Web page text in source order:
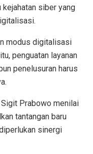
kejahatan siber yang
modus digitalisasi
penguatan layanan
penelusuran harus
Prabowo menilai
tantangan baru
sinergi